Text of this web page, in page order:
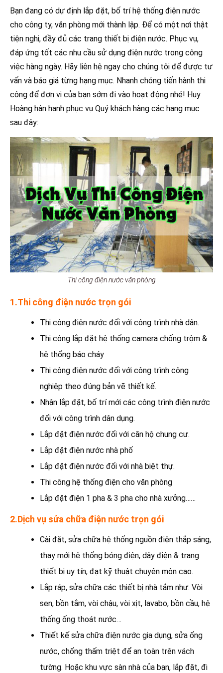
Bạn đang có dự định lắp đặt, bố trí hệ thống điện nước
cho công ty, văn phòng mới thành lập. Để có một nơi thật
tiện nghi, đầy đủ các trang thiết bị điện nước. Phục vụ,
đáp ứng tốt các nhu cầu sử dụng điện nước trong công
việc hàng ngày. Hãy liên hệ ngay cho chúng tôi để được tư
vấn và báo giá từng hạng mục. Nhanh chóng tiến hành thi
công để đơn vị của bạn sớm đi vào hoạt động nhé! Huy
Hoàng hân hạnh phục vụ Quý khách hàng các hạng mục
sau đây:
Thi công điện nước văn phòng
1.Thi công điện nước trọn gói
Thi công điện nước đối với công trình nhà dân.
Thi công lắp đặt hệ thống camera chống trộm &
hệ thống báo cháy
Thi công điện nước đối với công trình công
nghiệp theo đúng bản vẽ thiết kế.
Nhận lắp đặt, bố trí mới các công trình điện nước
đối với công trình dân dụng.
Lắp đặt điện nước đối với căn hộ chung cư.
Lắp đặt điện nước nhà phố
Lắp đặt điện nước đối với nhà biệt thự.
Thi công hệ thống điện cho văn phòng
Lắp đặt điện 1 pha & 3 pha cho nhà xưởng……
2.Dịch vụ sửa chữa điện nước trọn gói
Cài đặt, sửa chữa hệ thống nguồn điện thắp sáng,
thay mới hệ thống bóng điện, dây điện & trang
thiết bị uy tín, đạt kỹ thuật chuyên môn cao.
Lắp ráp, sửa chữa các thiết bị nhà tắm như: Vòi
sen, bồn tắm, vòi chậu, vòi xịt, lavabo, bồn cầu, hệ
thống ống thoát nước…
Thiết kế sửa chữa điện nước gia dụng, sửa ống
nước, chống thấm triệt để an toàn trên vách
tường. Hoặc khu vực sàn nhà của bạn, lắp đặt, đi